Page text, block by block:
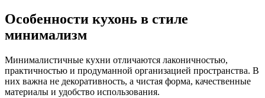
Особенности кухонь в стиле
минимализм
Минималистичные кухни отличаются лаконичностью,
практичностью и продуманной организацией пространства. В
них важна не декоративность, а чистая форма, качественные
материалы и удобство использования.